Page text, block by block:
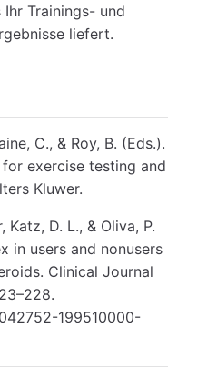
Trainings- und
liefert.
C., & Roy, B. (Eds.).
exercise testing and
Kluwer.
Katz, D. L., & Oliva, P.
in users and nonusers
Clinical Journal
199510000-